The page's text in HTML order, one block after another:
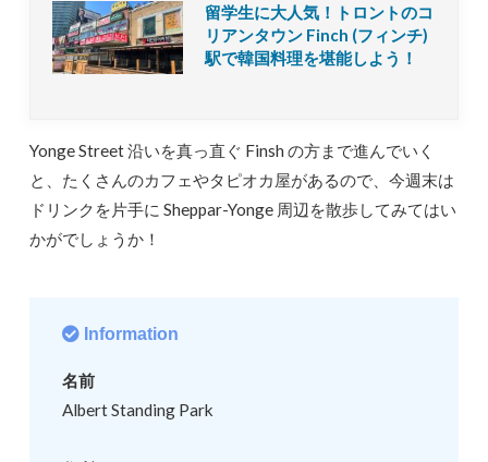
留学生に大人気！トロントのコ
リアンタウン Finch (フィンチ)
駅で韓国料理を堪能しよう！
Yonge Street 沿いを真っ直ぐ Finsh の方まで進んでいく
と、たくさんのカフェやタピオカ屋があるので、今週末は
ドリンクを片手に Sheppar-Yonge 周辺を散歩してみてはい
かがでしょうか！
Information
名前
Albert Standing Park